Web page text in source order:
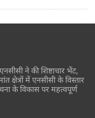
ने की शिष्टाचार भेंट,
क्षेत्रों में एनसीसी के विस्तार
के विकास पर महत्वपूर्ण